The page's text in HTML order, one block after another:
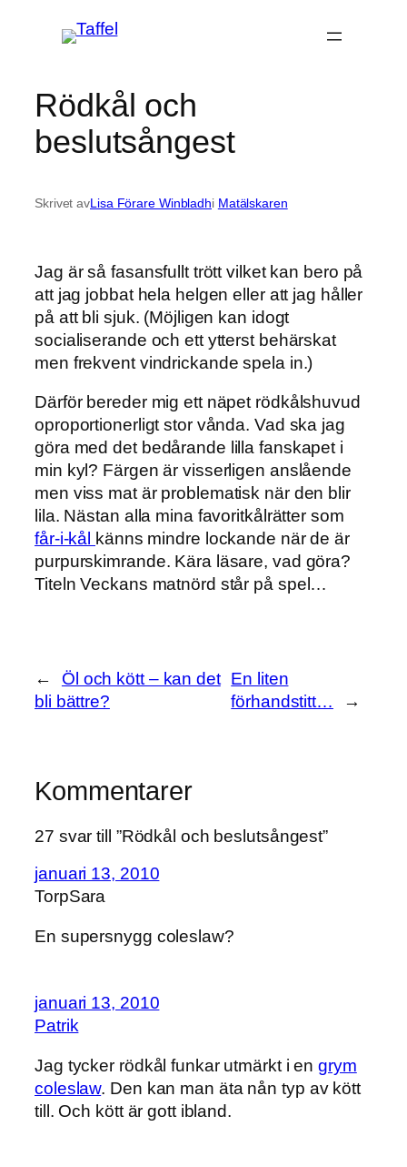
Rödkål och
beslutsångest
Skrivet avLisa Förare Winbladhi Matälskaren
Jag är så fasansfullt trött vilket kan bero på
att jag jobbat hela helgen eller att jag håller
på att bli sjuk. (Möjligen kan idogt
socialiserande och ett ytterst behärskat
men frekvent vindrickande spela in.)
Därför bereder mig ett näpet rödkålshuvud
oproportionerligt stor vånda. Vad ska jag
göra med det bedårande lilla fanskapet i
min kyl? Färgen är visserligen anslående
men viss mat är problematisk när den blir
lila. Nästan alla mina favoritkålrätter som
får-i-kål känns mindre lockande när de är
purpurskimrande. Kära läsare, vad göra?
Titeln Veckans matnörd står på spel…
←
Öl och kött – kan det
bli bättre?
En liten
förhandstitt…
→
Kommentarer
27 svar till ”Rödkål och beslutsångest”
januari 13, 2010
TorpSara
En supersnygg coleslaw?
januari 13, 2010
Patrik
Jag tycker rödkål funkar utmärkt i engrym
coleslaw. Den kan man äta nån typ av kött
till. Och kött är gott ibland.